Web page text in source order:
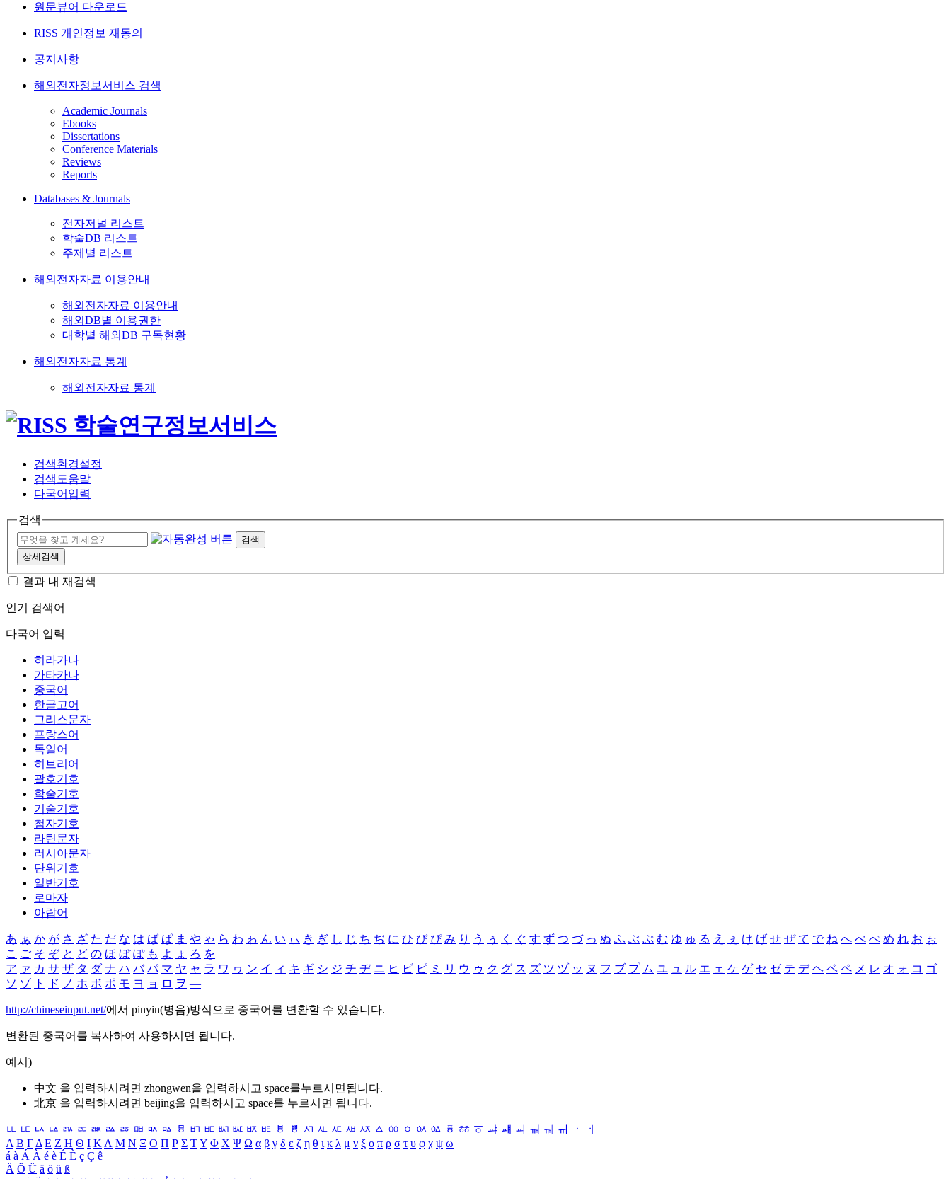
원문뷰어 다운로드
RISS 개인정보 재동의
공지사항
해외전자정보서비스 검색
Academic Journals
Ebooks
Dissertations
Conference Materials
Reviews
Reports
Databases & Journals
전자저널 리스트
학술DB 리스트
주제별 리스트
해외전자자료 이용안내
해외전자자료 이용안내
해외DB별 이용권한
대학별 해외DB 구독현황
해외전자자료 통계
해외전자자료 통계
검색환경설정
검색도움말
다국어입력
검색
검색
상세검색
결과 내 재검색
인기 검색어
다국어 입력
히라가나
가타카나
중국어
한글고어
그리스문자
프랑스어
독일어
히브리어
괄호기호
학술기호
기술기호
첨자기호
라틴문자
러시아문자
단위기호
일반기호
로마자
아랍어
あ ぁ か が さ ざ た だ な は ば ぱ ま や ゃ ら わ ゎ ん い ぃ き ぎ し じ ち ぢ に ひ び ぴ み り う ぅ く ぐ す ず つ づ っ ぬ ふ ぶ ぷ む ゆ ゅ る え ぇ け げ せ ぜ て で ね へ べ ぺ め れ お ぉ
こ ご そ ぞ と ど の ほ ぼ ぽ も よ ょ ろ を
ア ァ カ サ ザ タ ダ ナ ハ バ パ マ ヤ ャ ラ ワ ヮ ン イ ィ キ ギ シ ジ チ ヂ ニ ヒ ビ ピ ミ リ ウ ゥ ク グ ス ズ ツ ヅ ッ ヌ フ ブ プ ム ユ ュ ル エ ェ ケ ゲ セ ゼ テ デ ヘ ベ ペ メ レ オ ォ コ ゴ
ソ ゾ ト ド ノ ホ ボ ポ モ ヨ ョ ロ ヲ ―
http://chineseinput.net/에서 pinyin(병음)방식으로 중국어를 변환할 수 있습니다.
변환된 중국어를 복사하여 사용하시면 됩니다.
예시)
中文 을 입력하시려면 zhongwen을 입력하시고 space를누르시면됩니다.
北京 을 입력하시려면 beijing을 입력하시고 space를 누르시면 됩니다.
ㅥ ㅦ ㅧ ㅨ ㅩ ㅪ ㅫ ㅬ ㅭ ㅮ ㅯ ㅰ ㅱ ㅲ ㅳ ㅴ ㅵ ㅶ ㅷ ㅸ ㅹ ㅺ ㅻ ㅼ ㅽ ㅾ ㅿ ㆀ ㆁ ㆂ ㆃ ㆄ ㆅ ㆆ ㆇ ㆈ ㆉ ㆊ ㆋ ㆌ ㆍ
ㆎ
Α Β ΓΔ Ε Ζ Η Θ Ι ΚΛ Μ Ν Ξ Ο Π Ρ Σ ΤΥ Φ Χ Ψ Ω α β γ δ ε ζ η θ ι κ λ μ ν ξ ο π ρ σ τ υ φ χ ψ ω
á à Á À é è É È ç Ç ê
Ä Ö Ü ä ö ü ß